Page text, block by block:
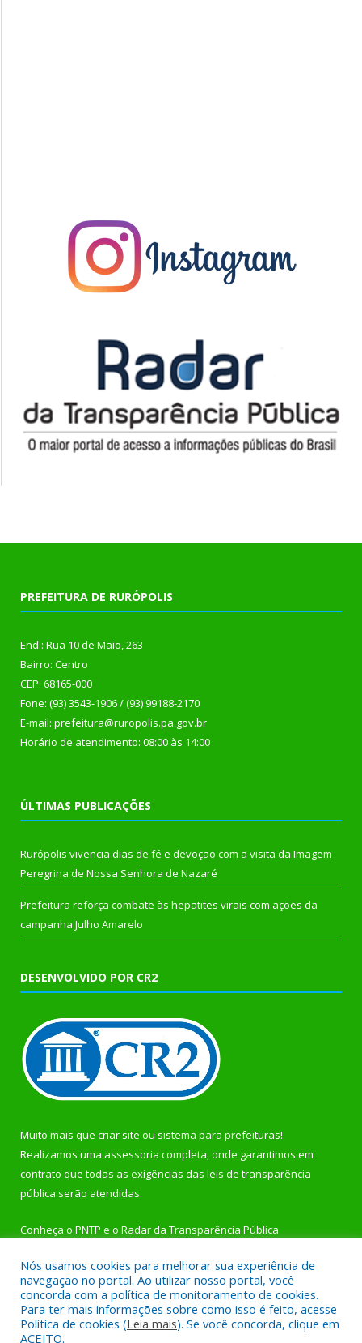
PREFEITURA DE RURÓPOLIS
End.: Rua 10 de Maio, 263
Bairro: Centro
CEP: 68165-000
Fone: (93) 3543-1906 / (93) 99188-2170
E-mail: prefeitura@ruropolis.pa.gov.br
Horário de atendimento: 08:00 às 14:00
ÚLTIMAS PUBLICAÇÕES
Rurópolis vivencia dias de fé e devoção com a visita da Imagem
Peregrina de Nossa Senhora de Nazaré
Prefeitura reforça combate às hepatites virais com ações da
campanha Julho Amarelo
DESENVOLVIDO POR CR2
Muito mais que criar site ou sistema para prefeituras!
Realizamos uma assessoria completa, onde garantimos em
contrato que todas as exigências das leis de transparência
pública serão atendidas.
Conheça o PNTP e o Radar da Transparência Pública
Todos os direitos reservados a Prefeitura Municipal de
Rurópolis.
Nós usamos cookies para melhorar sua experiência de
navegação no portal. Ao utilizar nosso portal, você
concorda com a política de monitoramento de cookies.
Para ter mais informações sobre como isso é feito, acesse
Política de cookies (Leia mais). Se você concorda, clique em
ACEITO.